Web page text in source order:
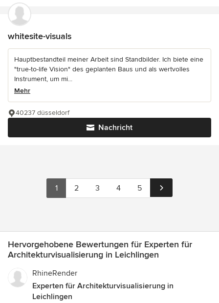
whitesite-visuals
Hauptbestandteil meiner Arbeit sind Standbilder. Ich biete eine
"true-to-life Vision" des geplanten Baus und als wertvolles
Instrument, um mi...
Mehr
Nachricht
40237 düsseldorf
1 2 3 4 5
Hervorgehobene Bewertungen für Experten für
Architekturvisualisierung in Leichlingen
RhineRender
Experten für Architekturvisualisierung in
Leichlingen